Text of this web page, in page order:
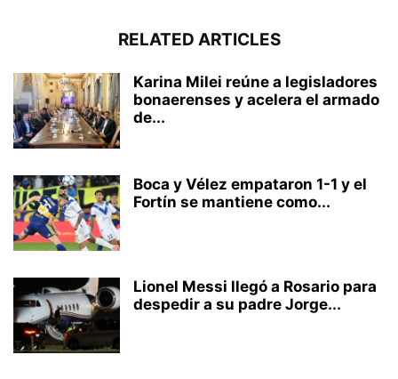
RELATED ARTICLES
Karina Milei reúne a legisladores
bonaerenses y acelera el armado
de...
Boca y Vélez empataron 1-1 y el
Fortín se mantiene como...
Lionel Messi llegó a Rosario para
despedir a su padre Jorge...